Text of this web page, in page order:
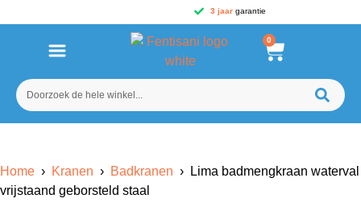
3 jaargarantie
0
Home › Kranen › Badkranen › Lima badmengkraan waterval
vrijstaand geborsteld staal